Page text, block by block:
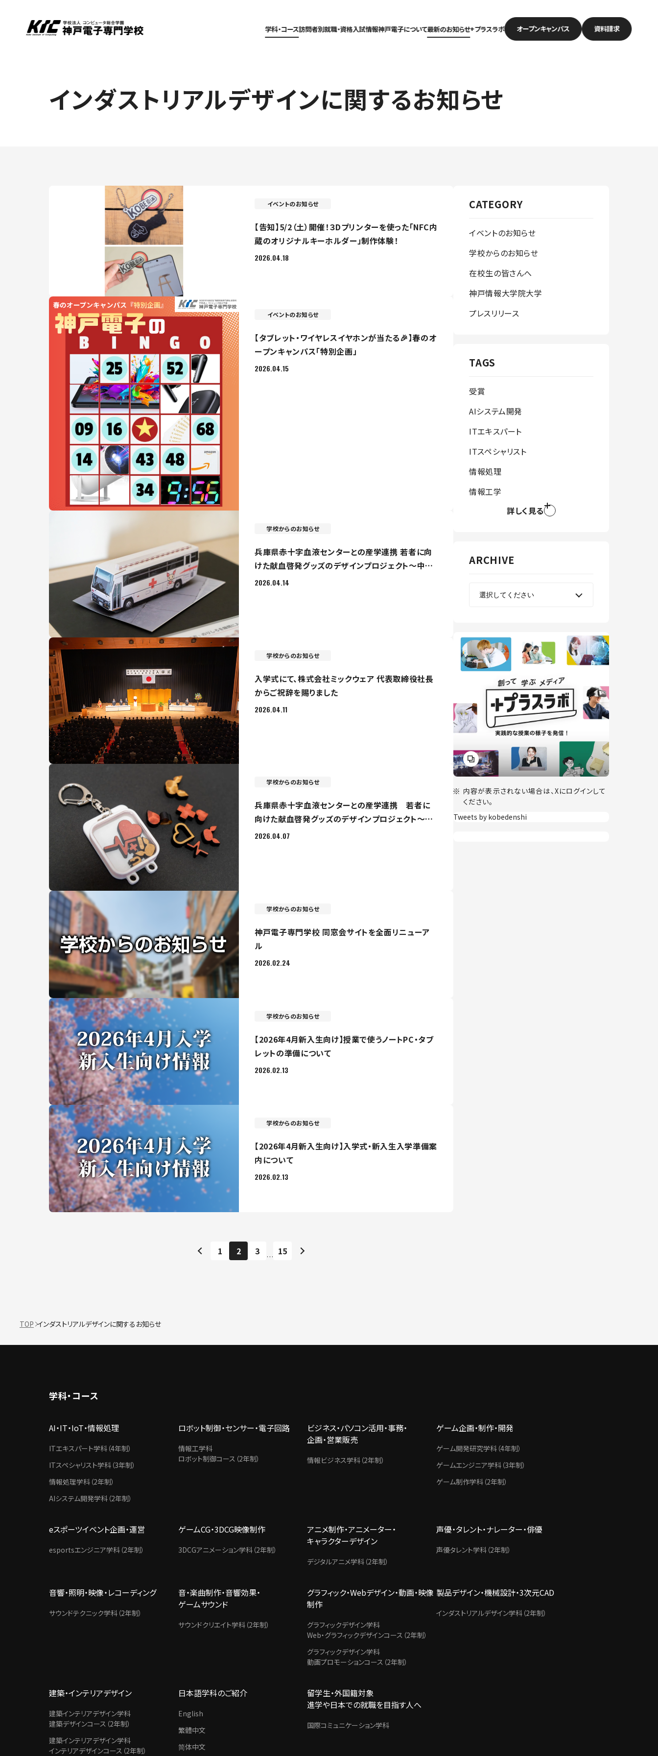
学科・コース訪問者別就職・資格入試情報神戸電子について最新のお知らせ+プラスラボ オープンキャンパス 資料請求
インダストリアルデザインに関するお知らせ
イベントのお知らせ
【告知】5/2（土）開催！３Dプリンターを使った「NFC内
蔵のオリジナルキーホルダー」制作体験！
2026.04.18
イベントのお知らせ
【タブレット・ワイヤレスイヤホンが当たる🎉】春のオ
ープンキャンパス「特別企画」
2026.04.15
学校からのお知らせ
兵庫県赤十字血液センターとの産学連携 若者に向
けた献血啓発グッズのデザインプロジェクト～中編：
制作・プレゼン編～
2026.04.14
学校からのお知らせ
入学式にて、株式会社ミックウェア 代表取締役社長
からご祝辞を賜りました
2026.04.11
学校からのお知らせ
兵庫県赤十字血液センターとの産学連携 若者に
向けた献血啓発グッズのデザインプロジェクト～前
編：企画編～
2026.04.07
学校からのお知らせ
神戸電子専門学校 同窓会サイトを全面リニューア
ル
2026.02.24
学校からのお知らせ
【2026年4月新入生向け】授業で使うノートPC・タブ
レットの準備について
2026.02.13
学校からのお知らせ
【2026年4月新入生向け】入学式・新入生入学準備案
内について
2026.02.13
1 2 3 … 15
CATEGORY
イベントのお知らせ
学校からのお知らせ
在校生の皆さんへ
神戸情報大学院大学
プレスリリース
TAGS
受賞
AIシステム開発
ITエキスパート
ITスペシャリスト
情報処理
情報工学
詳しく見る
ARCHIVE
内容が表示されない場合は、Xにログインして
ください。
Tweets by kobedenshi
TOP インダストリアルデザインに関するお知らせ
学科・コース
AI・IT・IoT・情報処理
ITエキスパート学科（4年制）
ITスペシャリスト学科（3年制）
情報処理学科（2年制）
AIシステム開発学科（2年制）
ロボット制御・センサー・電子回路
情報工学科
ロボット制御コース（2年制）
ビジネス・パソコン活用・事務・
企画・営業販売
情報ビジネス学科（2年制）
ゲーム企画・制作・開発
ゲーム開発研究学科（4年制）
ゲームエンジニア学科（3年制）
ゲーム制作学科（2年制）
eスポーツイベント企画・運営
esportsエンジニア学科（2年制）
ゲームCG・3DCG映像制作
3DCGアニメーション学科（2年制）
アニメ制作・アニメーター・
キャラクターデザイン
デジタルアニメ学科（2年制）
声優・タレント・ナレーター・俳優
声優タレント学科（2年制）
音響・照明・映像・レコーディング
サウンドテクニック学科（2年制）
音・楽曲制作・音響効果・
ゲームサウンド
サウンドクリエイト学科（2年制）
グラフィック・Webデザイン・動画・映像
制作
グラフィックデザイン学科
Web・グラフィックデザインコース（2年制）
グラフィックデザイン学科
動画プロモーションコース（2年制）
製品デザイン・機械設計・3次元CAD
インダストリアルデザイン学科（2年制）
建築・インテリアデザイン
建築インテリアデザイン学科
建築デザインコース（2年制）
建築インテリアデザイン学科
インテリアデザインコース（2年制）
日本語学科のご紹介
English
繁體中文
简体中文
留学生・外国籍対象
進学や日本での就職を目指す人へ
国際コミュニケーション学科